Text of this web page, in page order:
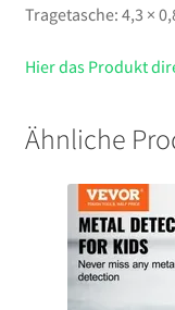
Tragetasche: 4,3 ×
Hier das Produkt
Ähnliche